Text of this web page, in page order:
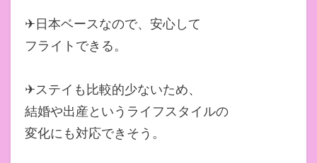
✈日本ベースなので、安心して
フライトできる。
✈ステイも比較的少ないため、
結婚や出産というライフスタイルの
変化にも対応できそう。